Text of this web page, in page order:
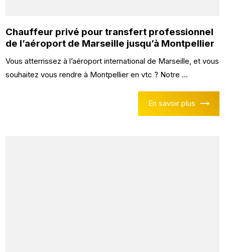
Chauffeur privé pour transfert professionnel
de l’aéroport de Marseille jusqu’à Montpellier
Vous atterrissez à l’aéroport international de Marseille, et vous
souhaitez vous rendre à Montpellier en vtc ? Notre ...
En savoir plus